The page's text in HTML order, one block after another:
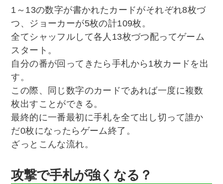
1～13の数字が書かれたカードがそれぞれ8枚づ
つ、ジョーカーが5枚の計109枚。
全てシャッフルして各人13枚づつ配ってゲーム
スタート。
自分の番が回ってきたら手札から1枚カードを出
す。
この際、同じ数字のカードであれば一度に複数
枚出すことができる。
最終的に一番最初に手札を全て出し切って誰か
だ0枚になったらゲーム終了。
ざっとこんな流れ。
攻撃で手札が強くなる？